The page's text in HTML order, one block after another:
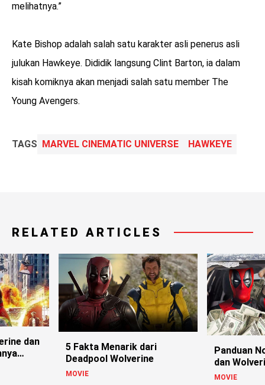
melihatnya.”
Kate Bishop adalah salah satu karakter asli penerus asli
julukan Hawkeye. Dididik langsung Clint Barton, ia dalam
kisah komiknya akan menjadi salah satu member The
Young Avengers.
TAGS MARVEL CINEMATIC UNIVERSE HAWKEYE
RELATED ARTICLES
dan
5 Fakta Menarik dari
Deadpool Wolverine
MOVIE
Panduan
dan
Belum
MOVIE